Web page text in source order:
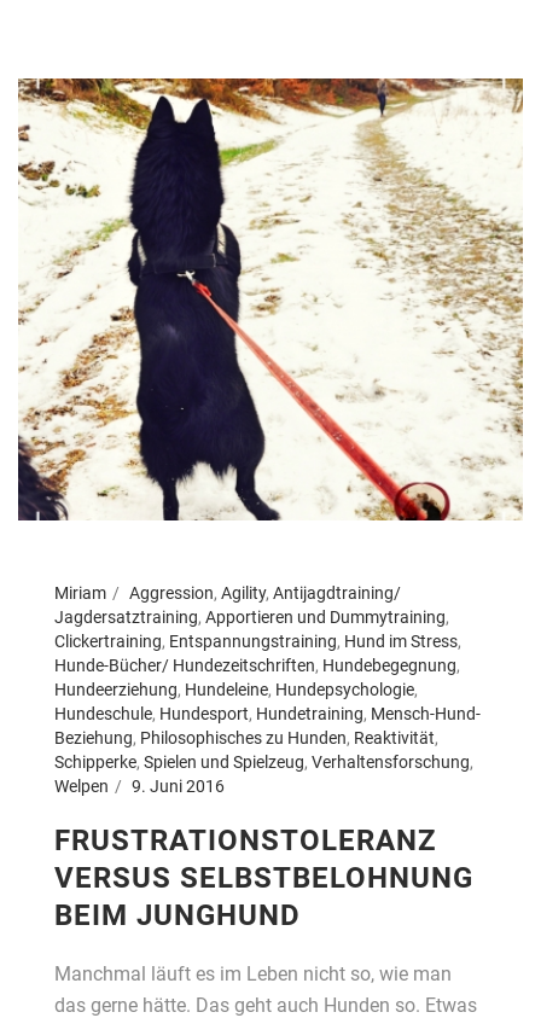
Miriam Aggression, Agility, Antijagdtraining/
Jagdersatztraining, Apportieren und Dummytraining,
Clickertraining, Entspannungstraining, Hund im Stress,
Hunde-Bücher/ Hundezeitschriften, Hundebegegnung,
Hundeerziehung, Hundeleine, Hundepsychologie,
Hundeschule, Hundesport, Hundetraining, Mensch-Hund-
Beziehung, Philosophisches zu Hunden, Reaktivität,
Schipperke, Spielen und Spielzeug, Verhaltensforschung,
Welpen
9. Juni 2016
FRUSTRATIONSTOLERANZ
VERSUS SELBSTBELOHNUNG
BEIM JUNGHUND
Manchmal läuft es im Leben nicht so, wie man
das gerne hätte. Das geht auch Hunden so. Etwas